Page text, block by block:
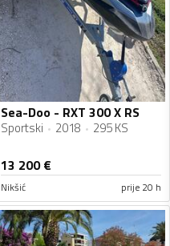
Sea-Doo - RXT 300 X RS
Sportski 2018 295 KS
13 200€
Nikšić prije 20 h